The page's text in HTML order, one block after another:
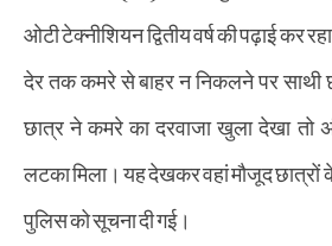
ओटी टेक्नीशियन द्वितीय वर्ष की पढ़ाई कर
देर तक कमरे से बाहर न निकलने पर
छात्र ने कमरे का दरवाजा खुला देखा
लटका मिला। यह देखकर वहां मौजूद
पुलिस को सूचना दी गई।